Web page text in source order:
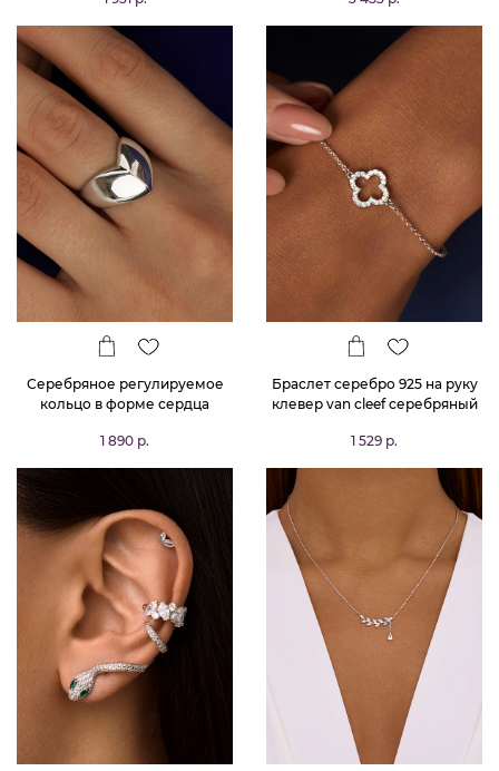
Серебряное регулируемое
кольцо в форме сердца
1 890 р.
Браслет серебро 925 на руку
клевер van cleef серебряный
1 529 р.